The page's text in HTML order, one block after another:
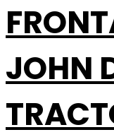
JOHN